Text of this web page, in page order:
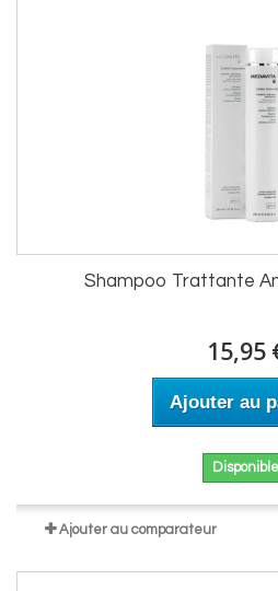
Shampoo Trattante
15,95
Ajouter au
Disponible
Ajouter au comparateur